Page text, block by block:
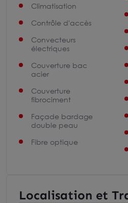
Climatisation
Contrôle d'accès
Convecteurs
électriques
Couverture bac
acier
Couverture
fibrociment
Façade bardage
double peau
Fibre optique
Localisation et